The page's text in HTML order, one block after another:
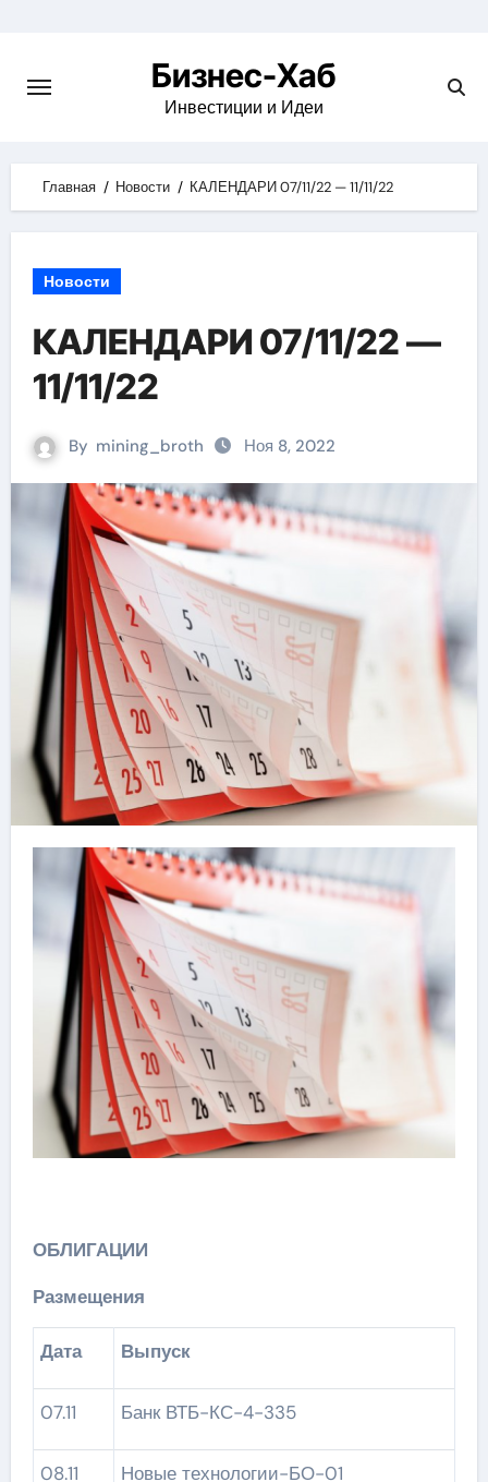
content
Бизнес-Хаб
Инвестиции и Идеи
Главная Новости КАЛЕНДАРИ 07/11/22 — 11/11/22
Новости
КАЛЕНДАРИ 07/11/22 —
11/11/22
By mining_broth Ноя 8, 2022
ОБЛИГАЦИИ
Размещения
Дата Выпуск
07.11 Банк ВТБ-КС-4-335
08.11
Новые технологии-БО-01